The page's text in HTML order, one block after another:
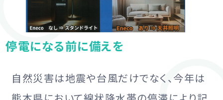
停電になる前に備えを
自然災害は地震や台風だけでなく、今年は